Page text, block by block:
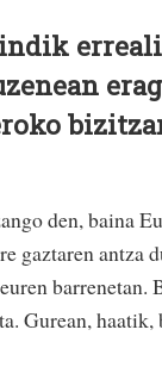
den, baina
gaztaren antza
barrenetan.
Gurean,